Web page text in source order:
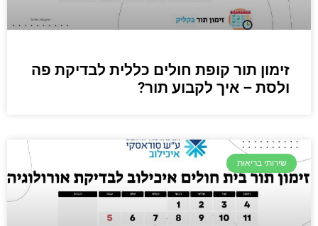
זימון תור קופת חולים כללית לבדיקת פה
ולסת – איך לקבוע תור?
שירותי בריאות